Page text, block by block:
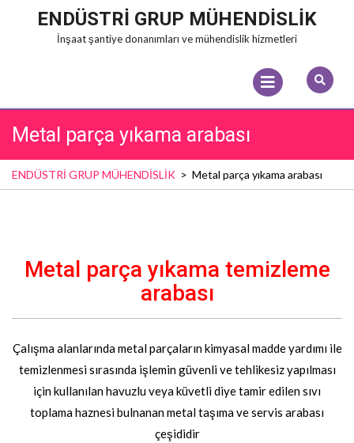
ENDÜSTRİ GRUP MÜHENDİSLİK
İnşaat şantiye donanımları ve mühendislik hizmetleri
Open
Menu
Metal parça yıkama arabası
ENDÜSTRİ GRUP MÜHENDİSLİK > Metal parça yıkama arabası
Metal parça yıkama temizleme
arabası
Çalışma alanlarında metal parçaların kimyasal madde yardımı ile
temizlenmesi sırasında işlemin güvenli ve tehlikesiz yapılması
için kullanılan havuzlu veya küvetli diye tamir edilen sıvı
toplama haznesi bulnanan metal taşıma ve servis arabası
çeşididir